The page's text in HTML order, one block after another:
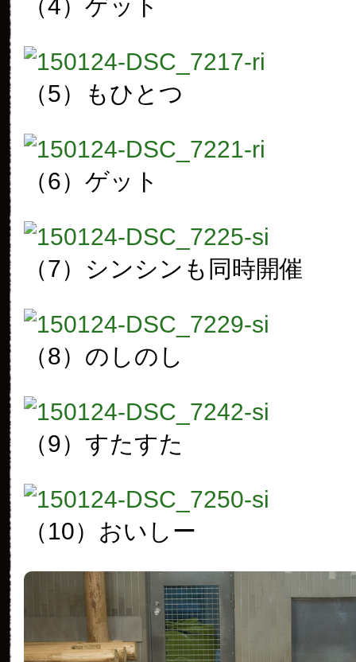
（4）ゲット
（5）もひとつ
（6）ゲット
（7）シンシンも同時開催
（8）のしのし
（9）すたすた
（10）おいしー